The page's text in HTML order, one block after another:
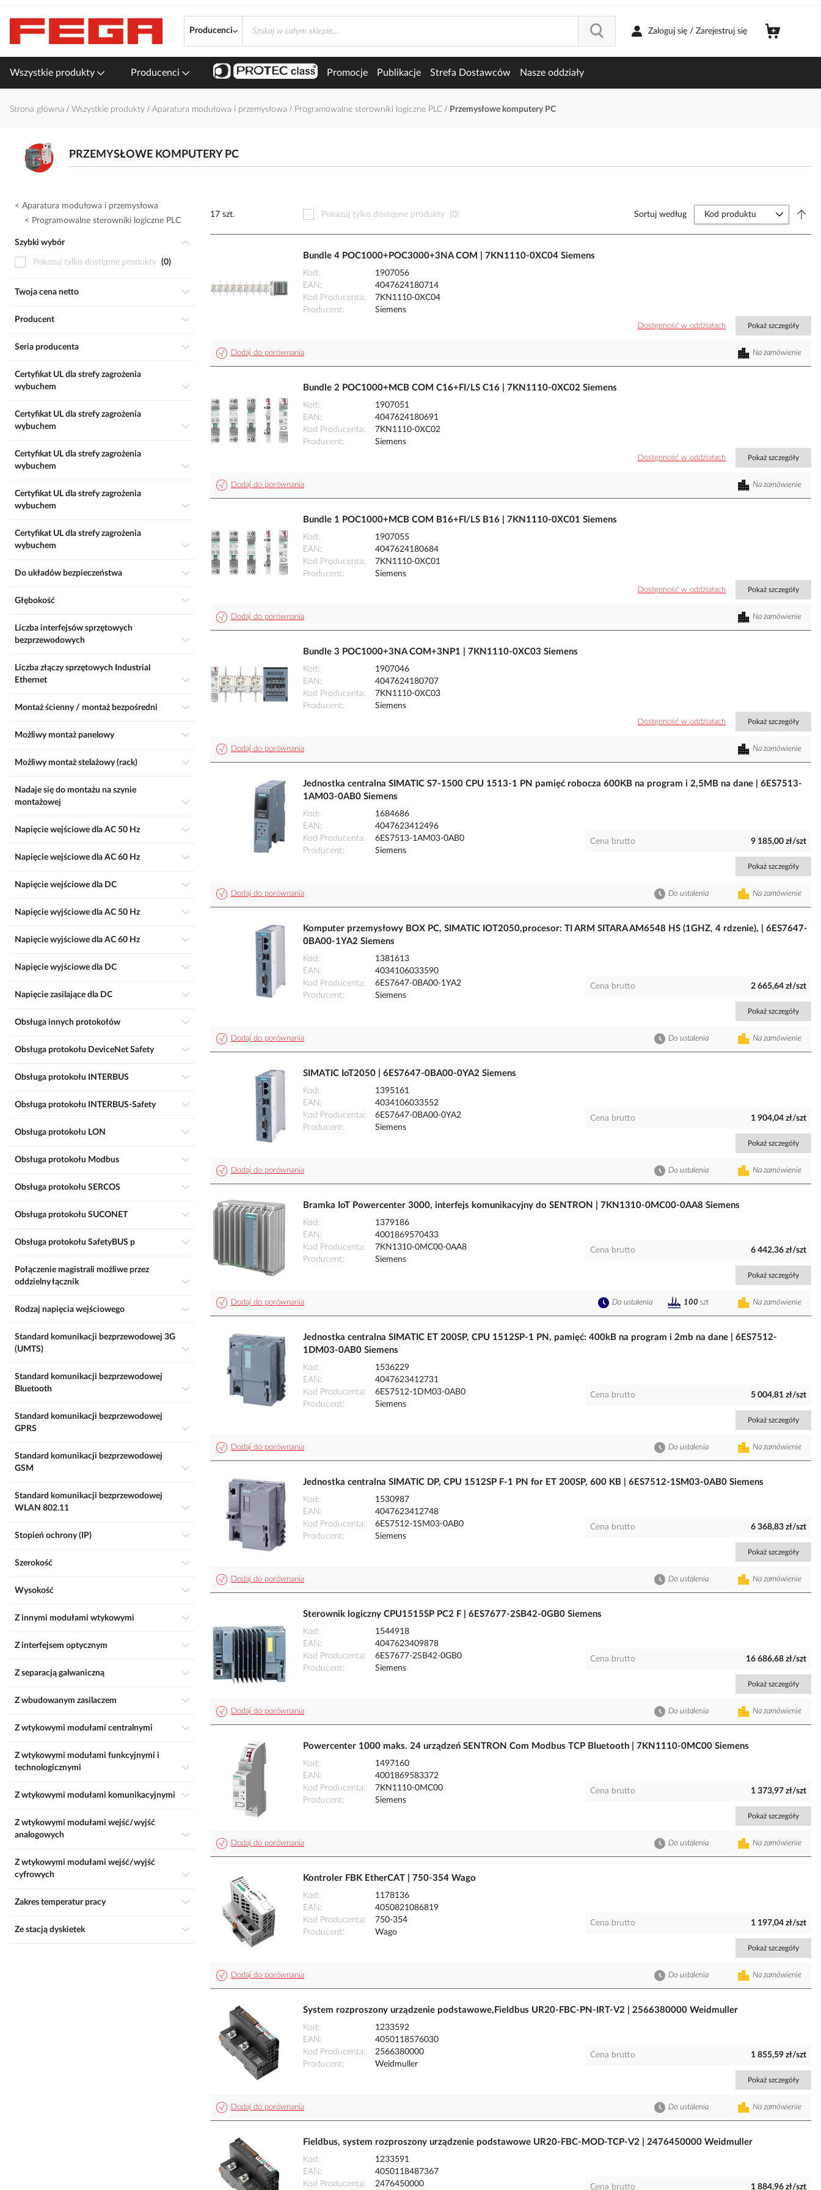
treści
Producenci Zaloguj się / Zarejestruj się
Wszystkie produkty Producenci Promocje Publikacje Strefa Dostawców Nasze oddziały
Strona główna Wszystkie produkty Aparatura modułowa i przemysłowa Programowalne sterowniki logiczne PLC Przemysłowe komputery PC
PRZEMYSŁOWE KOMPUTERY PC
17 szt. Pokazuj tylko dostępne produkty (0) Sortuj według
Bundle 4 POC1000+POC3000+3NA COM | 7KN1110-0XC04 Siemens
Kod
1907056
EAN
4047624180714
Kod Producenta
7KN1110-0XC04
Producent
Siemens
Dostępność w oddziałach Pokaż szczegóły
Dodaj do porównania Na zamówienie
Bundle 2 POC1000+MCB COM C16+FI/LS C16 | 7KN1110-0XC02 Siemens
Kod
1907051
EAN
4047624180691
Kod Producenta
7KN1110-0XC02
Producent
Siemens
Dostępność w oddziałach Pokaż szczegóły
Dodaj do porównania Na zamówienie
Bundle 1 POC1000+MCB COM B16+FI/LS B16 | 7KN1110-0XC01 Siemens
Kod
1907055
EAN
4047624180684
Kod Producenta
7KN1110-0XC01
Producent
Siemens
Dostępność w oddziałach Pokaż szczegóły
Dodaj do porównania Na zamówienie
Bundle 3 POC1000+3NA COM+3NP1 | 7KN1110-0XC03 Siemens
Kod
1907046
EAN
4047624180707
Kod Producenta
7KN1110-0XC03
Producent
Siemens
Dostępność w oddziałach Pokaż szczegóły
Dodaj do porównania Na zamówienie
Jednostka centralna SIMATIC S7-1500 CPU 1513-1 PN pamięć robocza 600KB na program i 2,5MB na dane | 6ES7513-
1AM03-0AB0 Siemens
Kod
1684686
EAN
4047623412496
Kod Producenta
6ES7513-1AM03-0AB0
Producent
Siemens
Cena brutto 9 185,00 zł/szt
Pokaż szczegóły
Dodaj do porównania Na zamówienie
Do ustalenia
Komputer przemysłowy BOX PC, SIMATIC IOT2050,procesor: TI ARM SITARA AM6548 HS (1GHZ, 4 rdzenie), | 6ES7647-
0BA00-1YA2 Siemens
Kod
1381613
EAN
4034106033590
Kod Producenta
6ES7647-0BA00-1YA2
Producent
Siemens
Cena brutto 2 665,64 zł/szt
Pokaż szczegóły
Dodaj do porównania Na zamówienie
Do ustalenia
SIMATIC IoT2050 | 6ES7647-0BA00-0YA2 Siemens
Kod
1395161
EAN
4034106033552
Kod Producenta
6ES7647-0BA00-0YA2
Producent
Siemens
Cena brutto 1 904,04 zł/szt
Pokaż szczegóły
Dodaj do porównania Na zamówienie
Do ustalenia
Bramka IoT Powercenter 3000, interfejs komunikacyjny do SENTRON | 7KN1310-0MC00-0AA8 Siemens
Kod
1379186
EAN
4001869570433
Kod Producenta
7KN1310-0MC00-0AA8
Producent
Siemens
Cena brutto 6 442,36 zł/szt
Pokaż szczegóły
Dodaj do porównania Na zamówienie
Do ustalenia 100 szt
Jednostka centralna SIMATIC ET 200SP, CPU 1512SP-1 PN, pamięć: 400kB na program i 2mb na dane | 6ES7512-
1DM03-0AB0 Siemens
Kod
1536229
EAN
4047623412731
Kod Producenta
6ES7512-1DM03-0AB0
Producent
Siemens
Cena brutto 5 004,81 zł/szt
Pokaż szczegóły
Dodaj do porównania Na zamówienie
Do ustalenia
Jednostka centralna SIMATIC DP, CPU 1512SP F-1 PN for ET 200SP, 600 KB | 6ES7512-1SM03-0AB0 Siemens
Kod
1530987
EAN
4047623412748
Kod Producenta
6ES7512-1SM03-0AB0
Producent
Siemens
Cena brutto 6 368,83 zł/szt
Pokaż szczegóły
Dodaj do porównania Na zamówienie
Do ustalenia
Sterownik logiczny CPU1515SP PC2 F | 6ES7677-2SB42-0GB0 Siemens
Kod
1544918
EAN
4047623409878
Kod Producenta
6ES7677-2SB42-0GB0
Producent
Siemens
Cena brutto 16 686,68 zł/szt
Pokaż szczegóły
Dodaj do porównania Na zamówienie
Do ustalenia
Powercenter 1000 maks. 24 urządzeń SENTRON Com Modbus TCP Bluetooth | 7KN1110-0MC00 Siemens
Kod
1497160
EAN
4001869583372
Kod Producenta
7KN1110-0MC00
Producent
Siemens
Cena brutto 1 373,97 zł/szt
Pokaż szczegóły
Dodaj do porównania Na zamówienie
Do ustalenia
Kontroler FBK EtherCAT | 750-354 Wago
Kod
1178136
EAN
4050821086819
Kod Producenta
750-354
Producent
Wago
Cena brutto 1 197,04 zł/szt
Pokaż szczegóły
Dodaj do porównania Na zamówienie
Do ustalenia
System rozproszony urządzenie podstawowe,Fieldbus UR20-FBC-PN-IRT-V2 | 2566380000 Weidmuller
Kod
1233592
EAN
4050118576030
Kod Producenta
2566380000
Producent
Weidmuller
Cena brutto 1 855,59 zł/szt
Pokaż szczegóły
Dodaj do porównania Na zamówienie
Do ustalenia
Fieldbus, system rozproszony urządzenie podstawowe UR20-FBC-MOD-TCP-V2 | 2476450000 Weidmuller
Kod
1233591
EAN
4050118487367
Kod Producenta
2476450000 Cena brutto 1 884,96 zł/szt
Aparatura modułowa i przemysłowa
Programowalne sterowniki logiczne PLC
Szybki wybór
Pokazuj tylko dostępne produkty 0
Twoja cena netto
Producent
Seria producenta
Certyfikat UL dla strefy zagrożenia
wybuchem
Certyfikat UL dla strefy zagrożenia
wybuchem
Certyfikat UL dla strefy zagrożenia
wybuchem
Certyfikat UL dla strefy zagrożenia
wybuchem
Certyfikat UL dla strefy zagrożenia
wybuchem
Do układów bezpieczeństwa
Głębokość
Liczba interfejsów sprzętowych
bezprzewodowych
Liczba złączy sprzętowych Industrial
Ethernet
Montaż ścienny / montaż bezpośredni
Możliwy montaż panelowy
Możliwy montaż stelażowy (rack)
Nadaje się do montażu na szynie
montażowej
Napięcie wejściowe dla AC 50 Hz
Napięcie wejściowe dla AC 60 Hz
Napięcie wejściowe dla DC
Napięcie wyjściowe dla AC 50 Hz
Napięcie wyjściowe dla AC 60 Hz
Napięcie wyjściowe dla DC
Napięcie zasilające dla DC
Obsługa innych protokołów
Obsługa protokołu DeviceNet Safety
Obsługa protokołu INTERBUS
Obsługa protokołu INTERBUS-Safety
Obsługa protokołu LON
Obsługa protokołu Modbus
Obsługa protokołu SERCOS
Obsługa protokołu SUCONET
Obsługa protokołu SafetyBUS p
Połączenie magistrali możliwe przez
oddzielny łącznik
Rodzaj napięcia wejściowego
Standard komunikacji bezprzewodowej 3G
(UMTS)
Standard komunikacji bezprzewodowej
Bluetooth
Standard komunikacji bezprzewodowej
GPRS
Standard komunikacji bezprzewodowej
GSM
Standard komunikacji bezprzewodowej
WLAN 802.11
Stopień ochrony (IP)
Szerokość
Wysokość
Z innymi modułami wtykowymi
Z interfejsem optycznym
Z separacją galwaniczną
Z wbudowanym zasilaczem
Z wtykowymi modułami centralnymi
Z wtykowymi modułami funkcyjnymi i
technologicznymi
Z wtykowymi modułami komunikacyjnymi
Z wtykowymi modułami wejść/wyjść
analogowych
Z wtykowymi modułami wejść/wyjść
cyfrowych
Zakres temperatur pracy
Ze stacją dyskietek